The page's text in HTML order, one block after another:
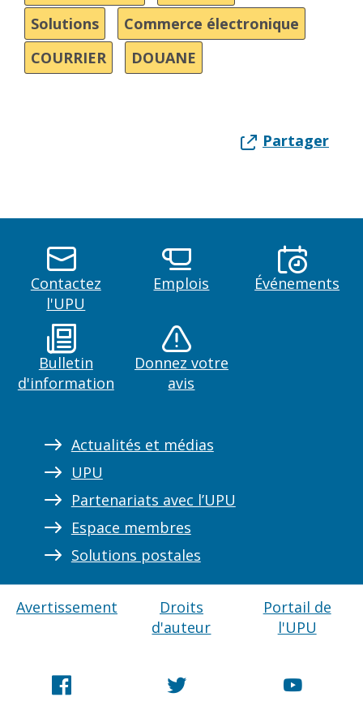
Solutions
Commerce électronique
COURRIER
DOUANE
Partager
Contactez
l'UPU
Emplois Événements
Bulletin
d'information
Donnez votre
avis
Actualités et médias
UPU
Partenariats avec l’UPU
Espace membres
Solutions postales
Avertissement
Droits
d'auteur
Portail de
l'UPU